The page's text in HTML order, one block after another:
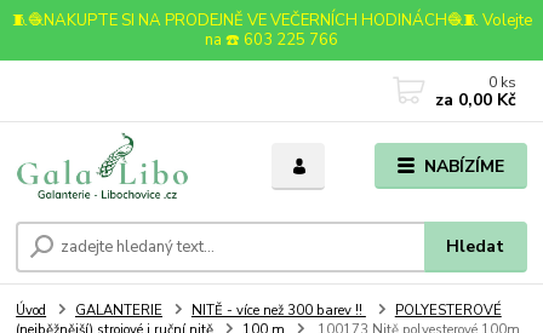
🧵🧶NAKUPTE SI NA PRODEJNĚ VE VEČERNÍCH HODINÁCH🧶🧵 Volejte
na ☎️ 603 225 766
NABÍZÍME
Hledat
0 ks
za 0,00 Kč
Úvod GALANTERIE NITĚ - více než 300 barev !!
POLYESTEROVÉ